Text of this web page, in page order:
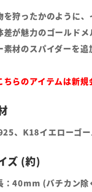
を狩ったかのように、
差が魅力のゴールド
素材のスパイダーを追
らのアイテムは新規
、K18イエローゴ
：40mm (バチカン